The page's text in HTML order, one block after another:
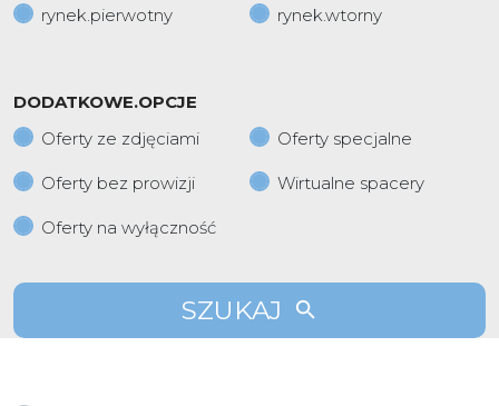
rynek.pierwotny
rynek.wtorny
DODATKOWE.OPCJE
Oferty ze zdjęciami
Oferty specjalne
Oferty bez prowizji Wirtualne spacery
Oferty na wyłączność
SZUKAJ